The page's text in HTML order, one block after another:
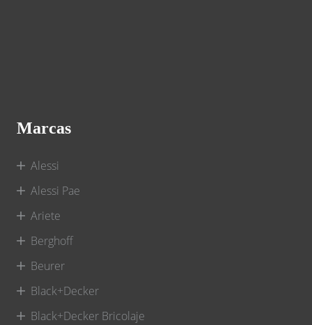
Marcas
Alessi
Alessi Pae
Ariete
Berghoff
Beurer
Black+Decker
Black+Decker Bricolaje